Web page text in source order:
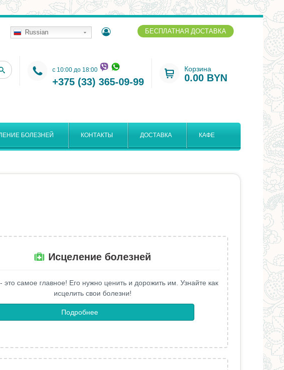
БЕСПЛАТНАЯ ДОСТАВКА
Russian
Корзина
0.00 BYN
c 10:00 до 18:00
+375 (33) 365-09-99
БОЛЕЗНЕЙ КОНТАКТЫ ДОСТАВКА КАФЕ
Исцеление болезней
это самое главное! Его нужно ценить и дорожить им. Узнайте как
исцелить свои болезни!
Подробнее